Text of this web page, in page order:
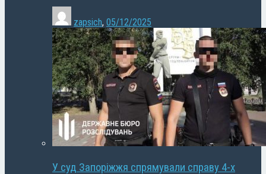
zapsich, 05/12/2025
У суд Запоріжжя спрямували справу 4-х